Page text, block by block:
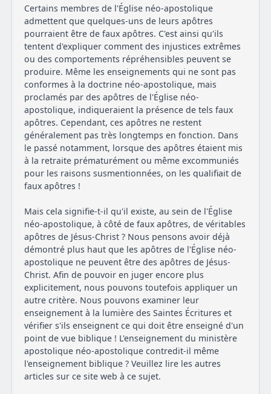
Certains membres de l'Église néo-apostolique
admettent que quelques-uns de leurs apôtres
pourraient être de faux apôtres. C'est ainsi qu'ils
tentent d'expliquer comment des injustices extrêmes
ou des comportements répréhensibles peuvent se
produire. Même les enseignements qui ne sont pas
conformes à la doctrine néo-apostolique, mais
proclamés par des apôtres de l'Église néo-
apostolique, indiqueraient la présence de tels faux
apôtres. Cependant, ces apôtres ne restent
généralement pas très longtemps en fonction. Dans
le passé notamment, lorsque des apôtres étaient mis
à la retraite prématurément ou même excommuniés
pour les raisons susmentionnées, on les qualifiait de
faux apôtres !
Mais cela signifie-t-il qu'il existe, au sein de l'Église
néo-apostolique, à côté de faux apôtres, de véritables
apôtres de Jésus-Christ ? Nous pensons avoir déjà
démontré plus haut que les apôtres de l'Église néo-
apostolique ne peuvent être des apôtres de Jésus-
Christ. Afin de pouvoir en juger encore plus
explicitement, nous pouvons toutefois appliquer un
autre critère. Nous pouvons examiner leur
enseignement à la lumière des Saintes Écritures et
vérifier s'ils enseignent ce qui doit être enseigné d'un
point de vue biblique ! L'enseignement du ministère
apostolique néo-apostolique contredit-il même
l'enseignement biblique ? Veuillez lire les autres
articles sur ce site web à ce sujet.